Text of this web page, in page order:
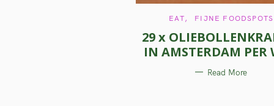
C
T
E
G
O
I
EAT FIJNE FOODSPOTS
29 x
IN AMSTERDAM PER
Read More